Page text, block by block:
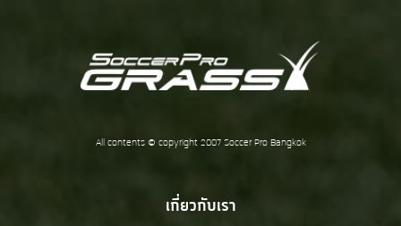
All contents © copyright 2007 Soccer Pro Bangkok
เกี่ยวกับเรา